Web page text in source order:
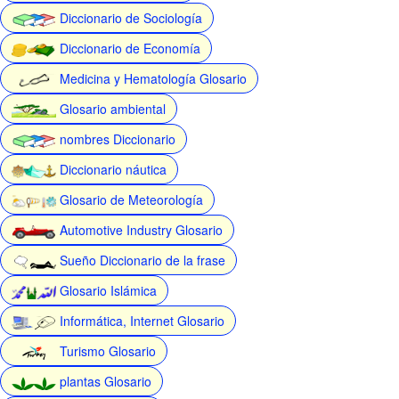
Diccionario de Sociología
Diccionario de Economía
Medicina y Hematología Glosario
Glosario ambiental
nombres Diccionario
Diccionario náutica
Glosario de Meteorología
Automotive Industry Glosario
Sueño Diccionario de la frase
Glosario Islámica
Informática, Internet Glosario
Turismo Glosario
plantas Glosario